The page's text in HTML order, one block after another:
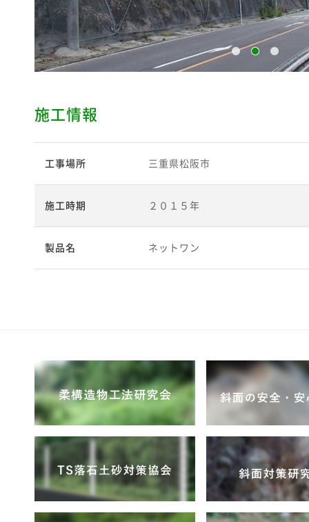
施工情報
工事場所 三重県松阪市
施工時期 ２０１５年
製品名 ネットワン